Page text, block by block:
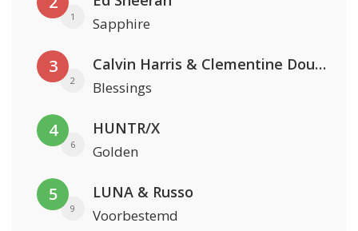
1 Sapphire
3
2
Calvin Harris & Clementine Douglas
Blessings
4
6
HUNTR/X
Golden
5
9
LUNA & Russo
Voorbestemd